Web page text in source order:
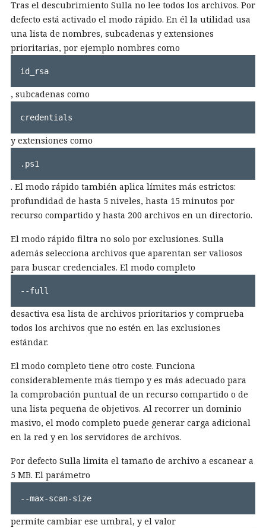
Tras el descubrimiento Sulla no lee todos los archivos. Por
defecto está activado el modo rápido. En él la utilidad usa
una lista de nombres, subcadenas y extensiones
prioritarias, por ejemplo nombres como
id_rsa
, subcadenas como
credentials
y extensiones como
.ps1
. El modo rápido también aplica límites más estrictos:
profundidad de hasta 5 niveles, hasta 15 minutos por
recurso compartido y hasta 200 archivos en un directorio.
El modo rápido filtra no solo por exclusiones. Sulla
además selecciona archivos que aparentan ser valiosos
para buscar credenciales. El modo completo
--full
desactiva esa lista de archivos prioritarios y comprueba
todos los archivos que no estén en las exclusiones
estándar.
El modo completo tiene otro coste. Funciona
considerablemente más tiempo y es más adecuado para
la comprobación puntual de un recurso compartido o de
una lista pequeña de objetivos. Al recorrer un dominio
masivo, el modo completo puede generar carga adicional
en la red y en los servidores de archivos.
Por defecto Sulla limita el tamaño de archivo a escanear a
5 MB. El parámetro
--max-scan-size
permite cambiar ese umbral, y el valor